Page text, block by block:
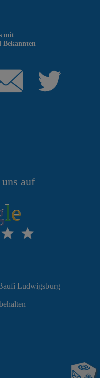
auf
le
mit
Ludwigsburg